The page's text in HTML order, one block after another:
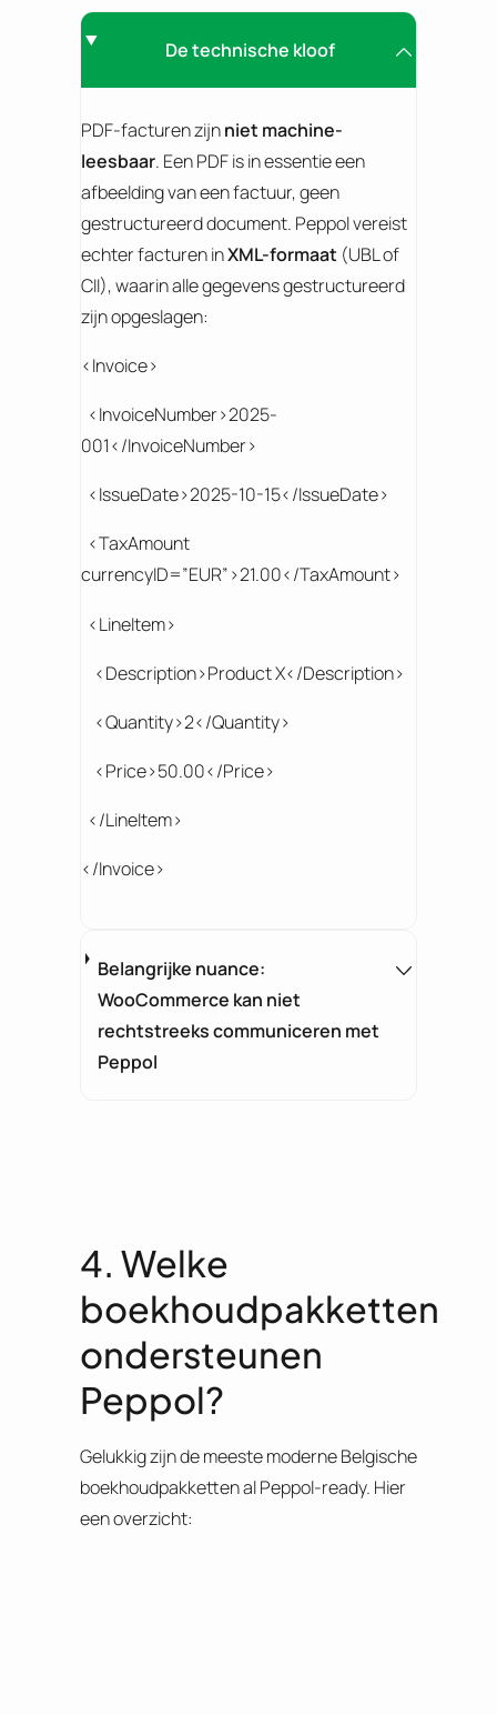
De technische kloof
PDF-facturen zijnniet machine-
leesbaar. Een PDF is in essentie een
afbeelding van een factuur, geen
gestructureerd document. Peppol vereist
echter facturen inXML-formaat (UBL of
CII), waarin alle gegevens gestructureerd
zijn opgeslagen:
<Invoice>
<InvoiceNumber>2025-
001</InvoiceNumber>
<IssueDate>2025-10-15</IssueDate>
<TaxAmount
currencyID=”EUR”>21.00</TaxAmount>
<LineItem>
<Description>Product X</Description>
<Quantity>2</Quantity>
<Price>50.00</Price>
</LineItem>
</Invoice>
Belangrijke nuance:
WooCommerce kan niet
rechtstreeks communiceren met
Peppol
4. Welke
boekhoudpakketten
ondersteunen
Peppol?
Gelukkig zijn de meeste moderne Belgische
boekhoudpakketten al Peppol-ready. Hier
een overzicht: